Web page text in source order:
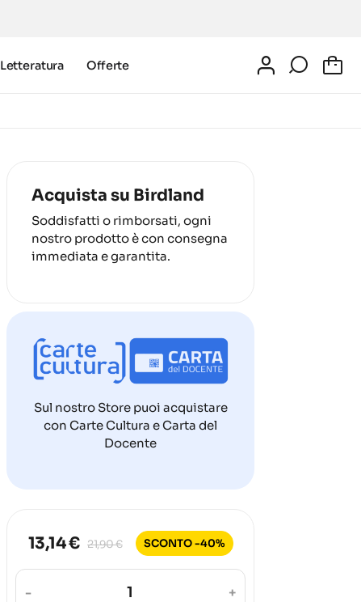
Letteratura Offerte
Acquista su Birdland
Soddisfatti o rimborsati, ogni
nostro prodotto è con consegna
immediata e garantita.
Sul nostro Store puoi acquistare
con Carte Cultura e Carta del
Docente
13,14 € 21,90 € SCONTO -40%
- +